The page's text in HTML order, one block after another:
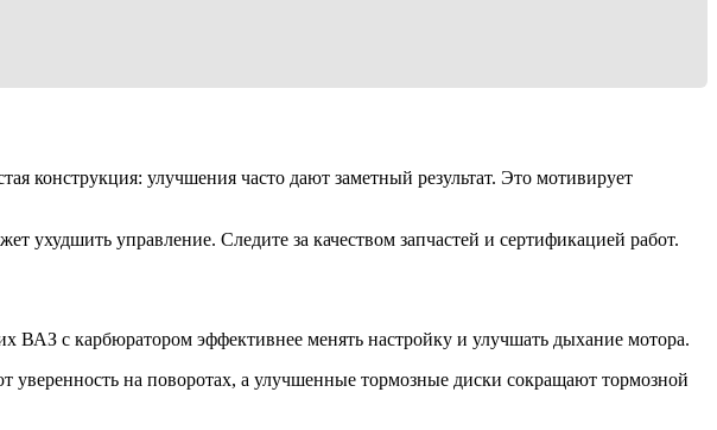
конструкция: улучшения часто дают заметный результат. Это мотивирует
ухудшить управление. Следите за качеством запчастей и сертификацией работ.
с карбюратором эффективнее менять настройку и улучшать дыхание мотора.
уверенность на поворотах, а улучшенные тормозные диски сокращают тормозной